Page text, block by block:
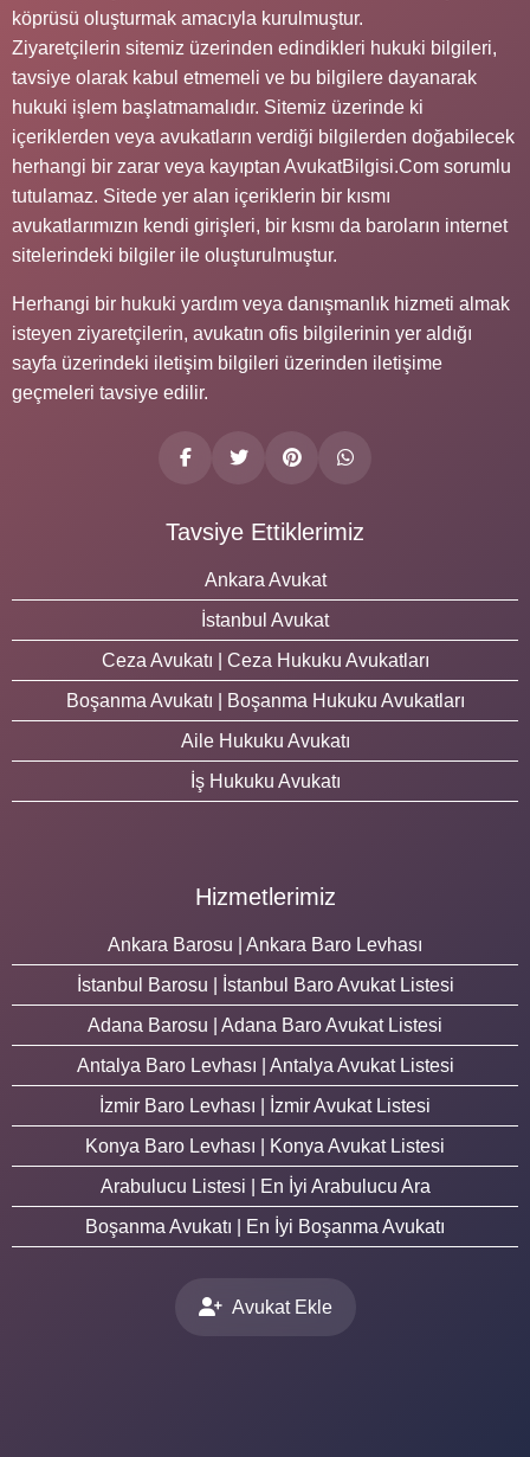
köprüsü oluşturmak amacıyla kurulmuştur.
Ziyaretçilerin sitemiz üzerinden edindikleri hukuki bilgileri,
tavsiye olarak kabul etmemeli ve bu bilgilere dayanarak
hukuki işlem başlatmamalıdır. Sitemiz üzerinde ki
içeriklerden veya avukatların verdiği bilgilerden doğabilecek
herhangi bir zarar veya kayıptan AvukatBilgisi.Com sorumlu
tutulamaz. Sitede yer alan içeriklerin bir kısmı
avukatlarımızın kendi girişleri, bir kısmı da baroların internet
sitelerindeki bilgiler ile oluşturulmuştur.
Herhangi bir hukuki yardım veya danışmanlık hizmeti almak
isteyen ziyaretçilerin, avukatın ofis bilgilerinin yer aldığı
sayfa üzerindeki iletişim bilgileri üzerinden iletişime
geçmeleri tavsiye edilir.
Tavsiye Ettiklerimiz
Ankara Avukat
İstanbul Avukat
Ceza Avukatı | Ceza Hukuku Avukatları
Boşanma Avukatı | Boşanma Hukuku Avukatları
Aile Hukuku Avukatı
İş Hukuku Avukatı
Hizmetlerimiz
Ankara Barosu | Ankara Baro Levhası
İstanbul Barosu | İstanbul Baro Avukat Listesi
Adana Barosu | Adana Baro Avukat Listesi
Antalya Baro Levhası | Antalya Avukat Listesi
İzmir Baro Levhası | İzmir Avukat Listesi
Konya Baro Levhası | Konya Avukat Listesi
Arabulucu Listesi | En İyi Arabulucu Ara
Boşanma Avukatı | En İyi Boşanma Avukatı
Avukat Ekle